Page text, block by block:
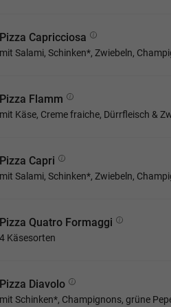
Pizza Capricciosa
mit Salami, Schinken*, Zwiebeln,
Pizza Flamm
mit Käse, Creme fraiche, Dürrfleisch &
Pizza Capri
mit Salami, Schinken*, Zwiebeln,
Pizza Quatro Formaggi
4 Käsesorten
Pizza Diavolo
mit Schinken*, Champignons, grüne